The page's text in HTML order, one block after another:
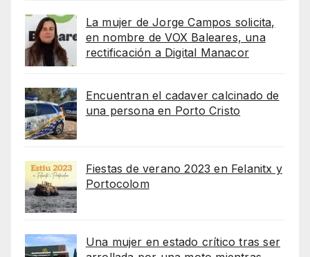
La mujer de Jorge Campos solicita,
en nombre de VOX Baleares, una
rectificación a Digital Manacor
Encuentran el cadaver calcinado de
una persona en Porto Cristo
Fiestas de verano 2023 en Felanitx y
Portocolom
Una mujer en estado crítico tras ser